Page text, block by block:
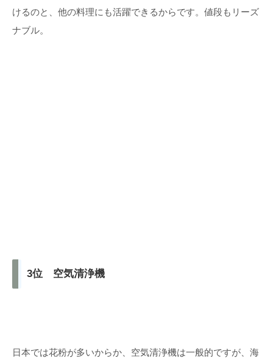
けるのと、他の料理にも活躍できるからです。値段もリーズ
ナブル。
3位 空気清浄機
日本では花粉が多いからか、空気清浄機は一般的ですが、海